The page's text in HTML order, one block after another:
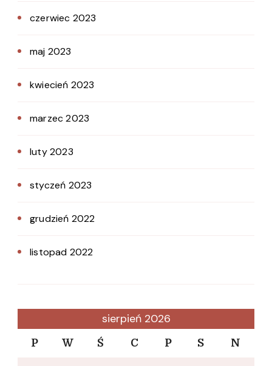
czerwiec 2023
maj 2023
kwiecień 2023
marzec 2023
luty 2023
styczeń 2023
grudzień 2022
listopad 2022
sierpień 2026
P W Ś C P S N